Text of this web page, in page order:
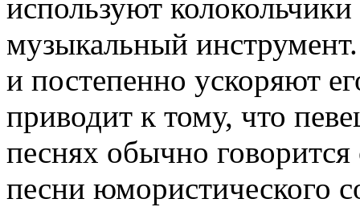
используют
музыкальный
и постепенно ускоряют
приводит к тому, что
песнях обычно
песни юмористического